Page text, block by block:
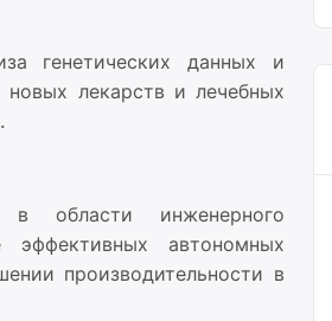
генетических данных и
лекарств и лечебных
в области инженерного
автономных
производительности в